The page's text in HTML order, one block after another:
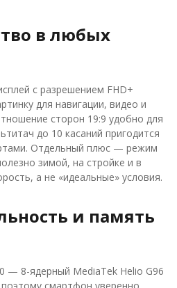
в любых
с разрешением FHD+
для навигации, видео и
сторон 19:9 удобно для
до 10 касаний пригодится
Отдельный плюс — режим
зимой, на стройке и в
а не «идеальные» условия.
и память
— 8-ядерный MediaTek Helio G96